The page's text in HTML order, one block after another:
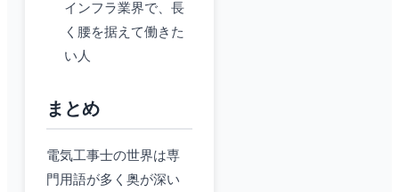
インフラ業界で、長
く腰を据えて働きた
い人
まとめ
電気工事士の世界は専
門用語が多く奥が深い